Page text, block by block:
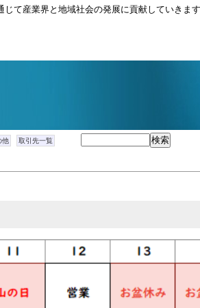
て産業界と地域社会の発展に貢献していきま
他 取引先一覧